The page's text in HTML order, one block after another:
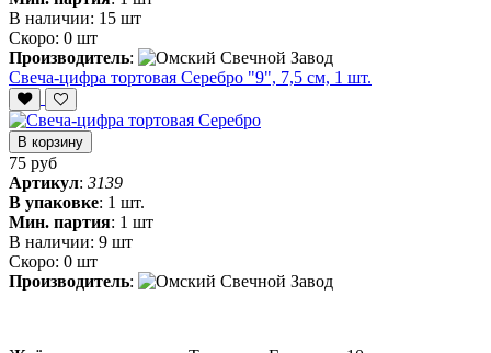
В наличии: 15 шт
Скоро: 0 шт
Производитель:
Свеча-цифра тортовая Серебро "9", 7,5 см, 1 шт.
В корзину
75 руб
Артикул: 3139
В упаковке: 1 шт.
Мин. партия: 1 шт
В наличии: 9 шт
Скоро: 0 шт
Производитель: